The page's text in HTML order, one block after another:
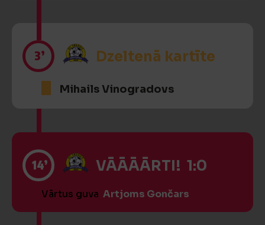
3’ Dzeltenā kartīte
Mihails Vinogradovs
14’ VĀĀĀĀRTI! 1:0
Vārtus guva Artjoms Gončars